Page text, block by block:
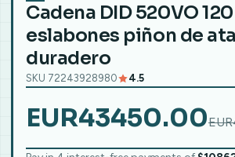
Cadena DID 520VO 120
eslabones piñon de
duradero
SKU 72243928980 4.5
EUR43450.00